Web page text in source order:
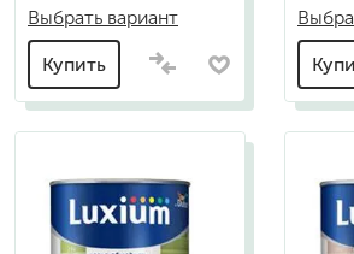
Выбрать вариант
Купить